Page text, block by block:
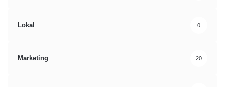
Lokal 0
Marketing 20